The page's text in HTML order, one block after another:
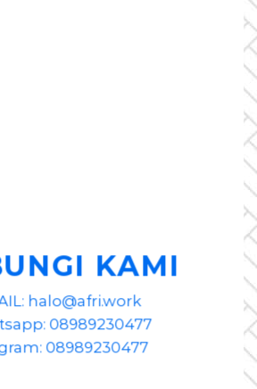
KAMI
halo@afri.work
08989230477
08989230477